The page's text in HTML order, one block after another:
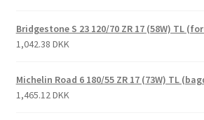
Bridgestone S 23 120/70 ZR 17 (58W) TL
1,042.38 DKK
Michelin Road 6 180/55 ZR 17 (73W) TL
1,465.12 DKK